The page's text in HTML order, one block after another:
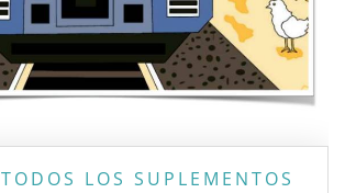
TODOS LOS SUPLEMENTOS